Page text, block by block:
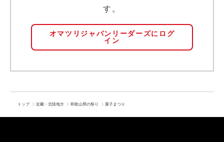
す。
オマツリジャパンリーダーズにログ
イン
トップ 近畿・北陸地方 和歌山県の祭り 菓子まつり